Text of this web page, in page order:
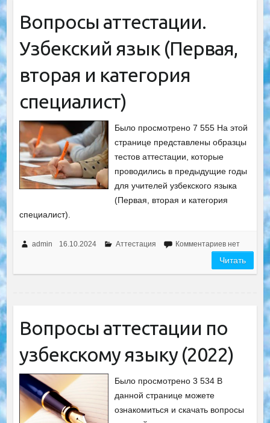
Вопросы аттестации.
Узбекский язык (Первая,
вторая и категория
специалист)
Было просмотрено 7 555 На этой
странице представлены образцы
тестов аттестации, которые
проводились в предыдущие годы
для учителей узбекского языка
(Первая, вторая и категория
специалист).
admin 16.10.2024 Аттестация Комментариев нет
Читать
Вопросы аттестации по
узбекскому языку (2022)
Было просмотрено 3 534 В
данной странице можете
ознакомиться и скачать вопросы